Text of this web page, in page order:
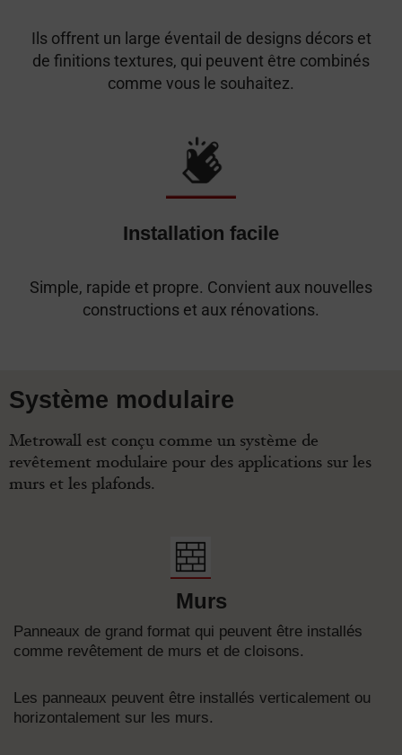
Ils offrent un large éventail de designs décors et
de finitions textures, qui peuvent être combinés
comme vous le souhaitez.
Installation facile
Simple, rapide et propre. Convient aux nouvelles
constructions et aux rénovations.
Système modulaire
Metrowall est conçu comme un système de
revêtement modulaire pour des applications sur les
murs et les plafonds.
Murs
Panneaux de grand format qui peuvent être installés
comme revêtement de murs et de cloisons.
Les panneaux peuvent être installés verticalement ou
horizontalement sur les murs.